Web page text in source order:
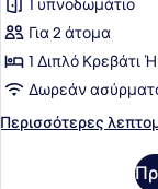
φωτογραφιών
για
Standard
Δίκλινο
Δωμάτιο
(Double
1 υπνοδωμάτιο
Για 2 άτομα
1 Διπλό Κρεβάτι
Δωρεάν
Περισσότερες
Περισσότερες